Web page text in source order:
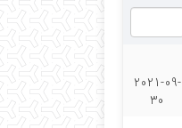
2021-09-
30